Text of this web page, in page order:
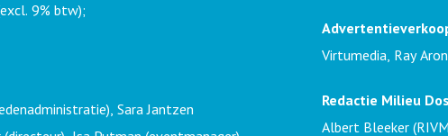
9% btw);
Sara Jantzen
Virtumedia, Ray
Redactie Milieu
Albert Bleeker